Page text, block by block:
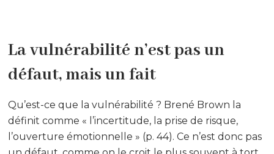
La vulnérabilité n’est pas un
défaut, mais un fait
Qu’est-ce que la vulnérabilité ? Brené Brown la
définit comme « l’incertitude, la prise de risque,
l’ouverture émotionnelle » (p. 44). Ce n’est donc pas